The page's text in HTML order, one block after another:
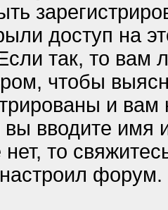
доступ на
так, то вам
чтобы
и вам
вы вводите
то
форум.